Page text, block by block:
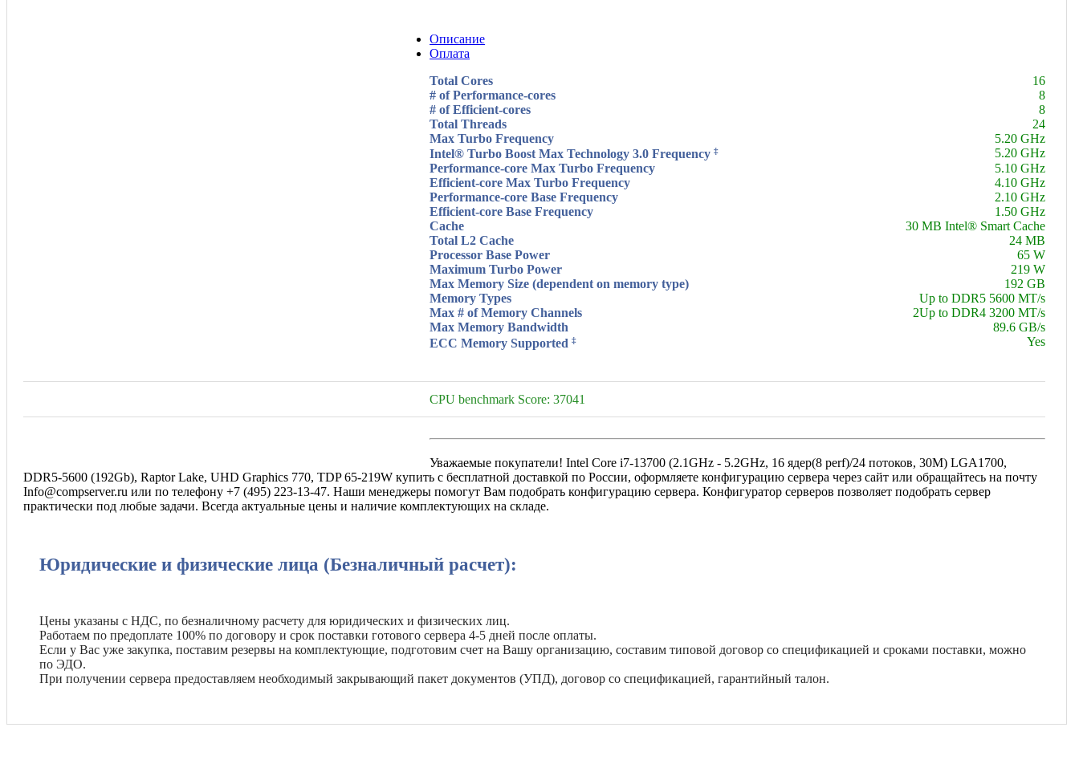
Описание
Оплата
Total Cores
16
# of Performance-cores
8
# of Efficient-cores
8
Total Threads
24
Max Turbo Frequency
5.20 GHz
Intel® Turbo Boost Max Technology 3.0 Frequency‡
5.20 GHz
Performance-core Max Turbo Frequency
5.10 GHz
Efficient-core Max Turbo Frequency
4.10 GHz
Performance-core Base Frequency
2.10 GHz
Efficient-core Base Frequency
1.50 GHz
Cache
30 MB Intel® Smart Cache
Total L2 Cache
24 MB
Processor Base Power
65 W
Maximum Turbo Power
219 W
Max Memory Size (dependent on memory type)
192 GB
Memory Types
Up to DDR5 5600 MT/s
Up to DDR4 3200 MT/s
Max # of Memory Channels
2
Max Memory Bandwidth
89.6 GB/s
ECC Memory Supported‡ Yes
CPU benchmark Score: 37041
Уважаемые покупатели! Intel Core i7-13700 (2.1GHz - 5.2GHz, 16 ядер(8 perf)/24 потоков, 30M) LGA1700,
DDR5-5600 (192Gb), Raptor Lake, UHD Graphics 770, TDP 65-219W купить с бесплатной доставкой по России, оформляете конфигурацию сервера через сайт или обращайтесь на почту
Info@compserver.ru или по телефону +7 (495) 223-13-47. Наши менеджеры помогут Вам подобрать конфигурацию сервера. Конфигуратор серверов позволяет подобрать сервер
практически под любые задачи. Всегда актуальные цены и наличие комплектующих на складе.
Юридические и физические лица (Безналичный расчет):
Цены указаны с НДС, по безналичному расчету для юридических и физических лиц.
Работаем по предоплате 100% по договору и срок поставки готового сервера 4-5 дней после оплаты.
Если у Вас уже закупка, поставим резервы на комплектующие, подготовим счет на Вашу организацию, составим типовой договор со спецификацией и сроками поставки, можно
по ЭДО.
При получении сервера предоставляем необходимый закрывающий пакет документов (УПД), договор со спецификацией, гарантийный талон.